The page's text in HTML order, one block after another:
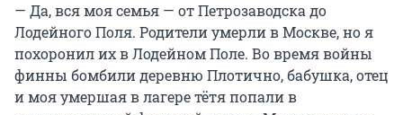
— Да, вся моя семья — от Петрозаводска до
Лодейного Поля. Родители умерли в Москве, но я
похоронил их в Лодейном Поле. Во время войны
финны бомбили деревню Плотично, бабушка, отец
и моя умершая в лагере тётя попали в